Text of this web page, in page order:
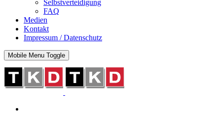
Selbstverteidigung
FAQ
Medien
Kontakt
Impressum / Datenschutz
Mobile Menu Toggle